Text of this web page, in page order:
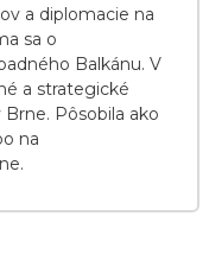
a diplomacie na
sa o
Balkánu. V
a strategické
Pôsobila ako
na